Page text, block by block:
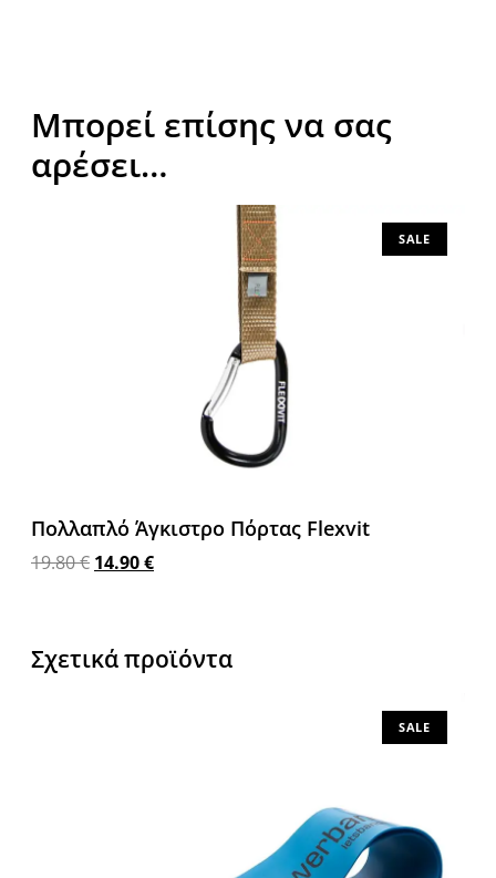
Μπορεί επίσης να σας
αρέσει…
SALE
Πολλαπλό Άγκιστρο Πόρτας Flexvit
19.80€ 14.90€
Σχετικά προϊόντα
SALE